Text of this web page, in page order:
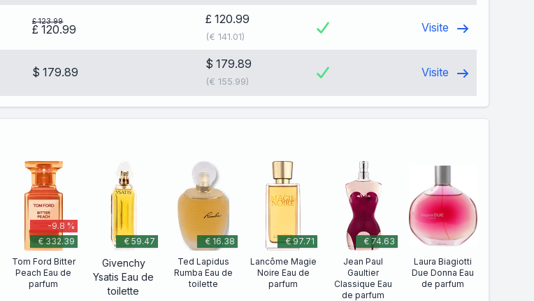
£ 123.99
£ 120.99
£ 120.99
(€ 141.01)
Visite
$ 179.89
$ 179.89
(€ 155.99)
Visite
-9.8 %
€ 332.39
Tom Ford Bitter
Peach Eau de
parfum
€ 59.47
Givenchy
Ysatis Eau de
toilette
€ 16.38
Ted Lapidus
Rumba Eau de
toilette
€ 97.71
Lancôme Magie
Noire Eau de
parfum
€ 74.63
Jean Paul
Gaultier
Classique Eau
de parfum
Laura Biagiotti
Due Donna Eau
de parfum